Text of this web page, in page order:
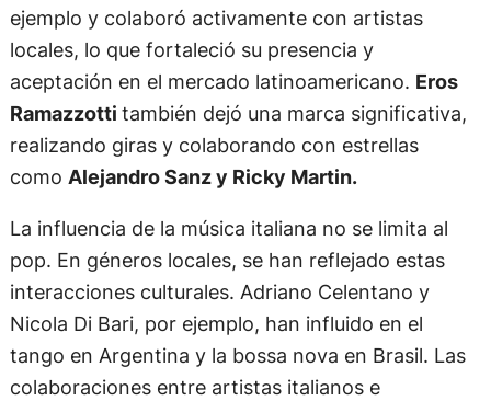
ejemplo y colaboró activamente con artistas
locales, lo que fortaleció su presencia y
aceptación en el mercado latinoamericano. Eros
Ramazzotti también dejó una marca significativa,
realizando giras y colaborando con estrellas
como Alejandro Sanz y Ricky Martin.
La influencia de la música italiana no se limita al
pop. En géneros locales, se han reflejado estas
interacciones culturales. Adriano Celentano y
Nicola Di Bari, por ejemplo, han influido en el
tango en Argentina y la bossa nova en Brasil. Las
colaboraciones entre artistas italianos e